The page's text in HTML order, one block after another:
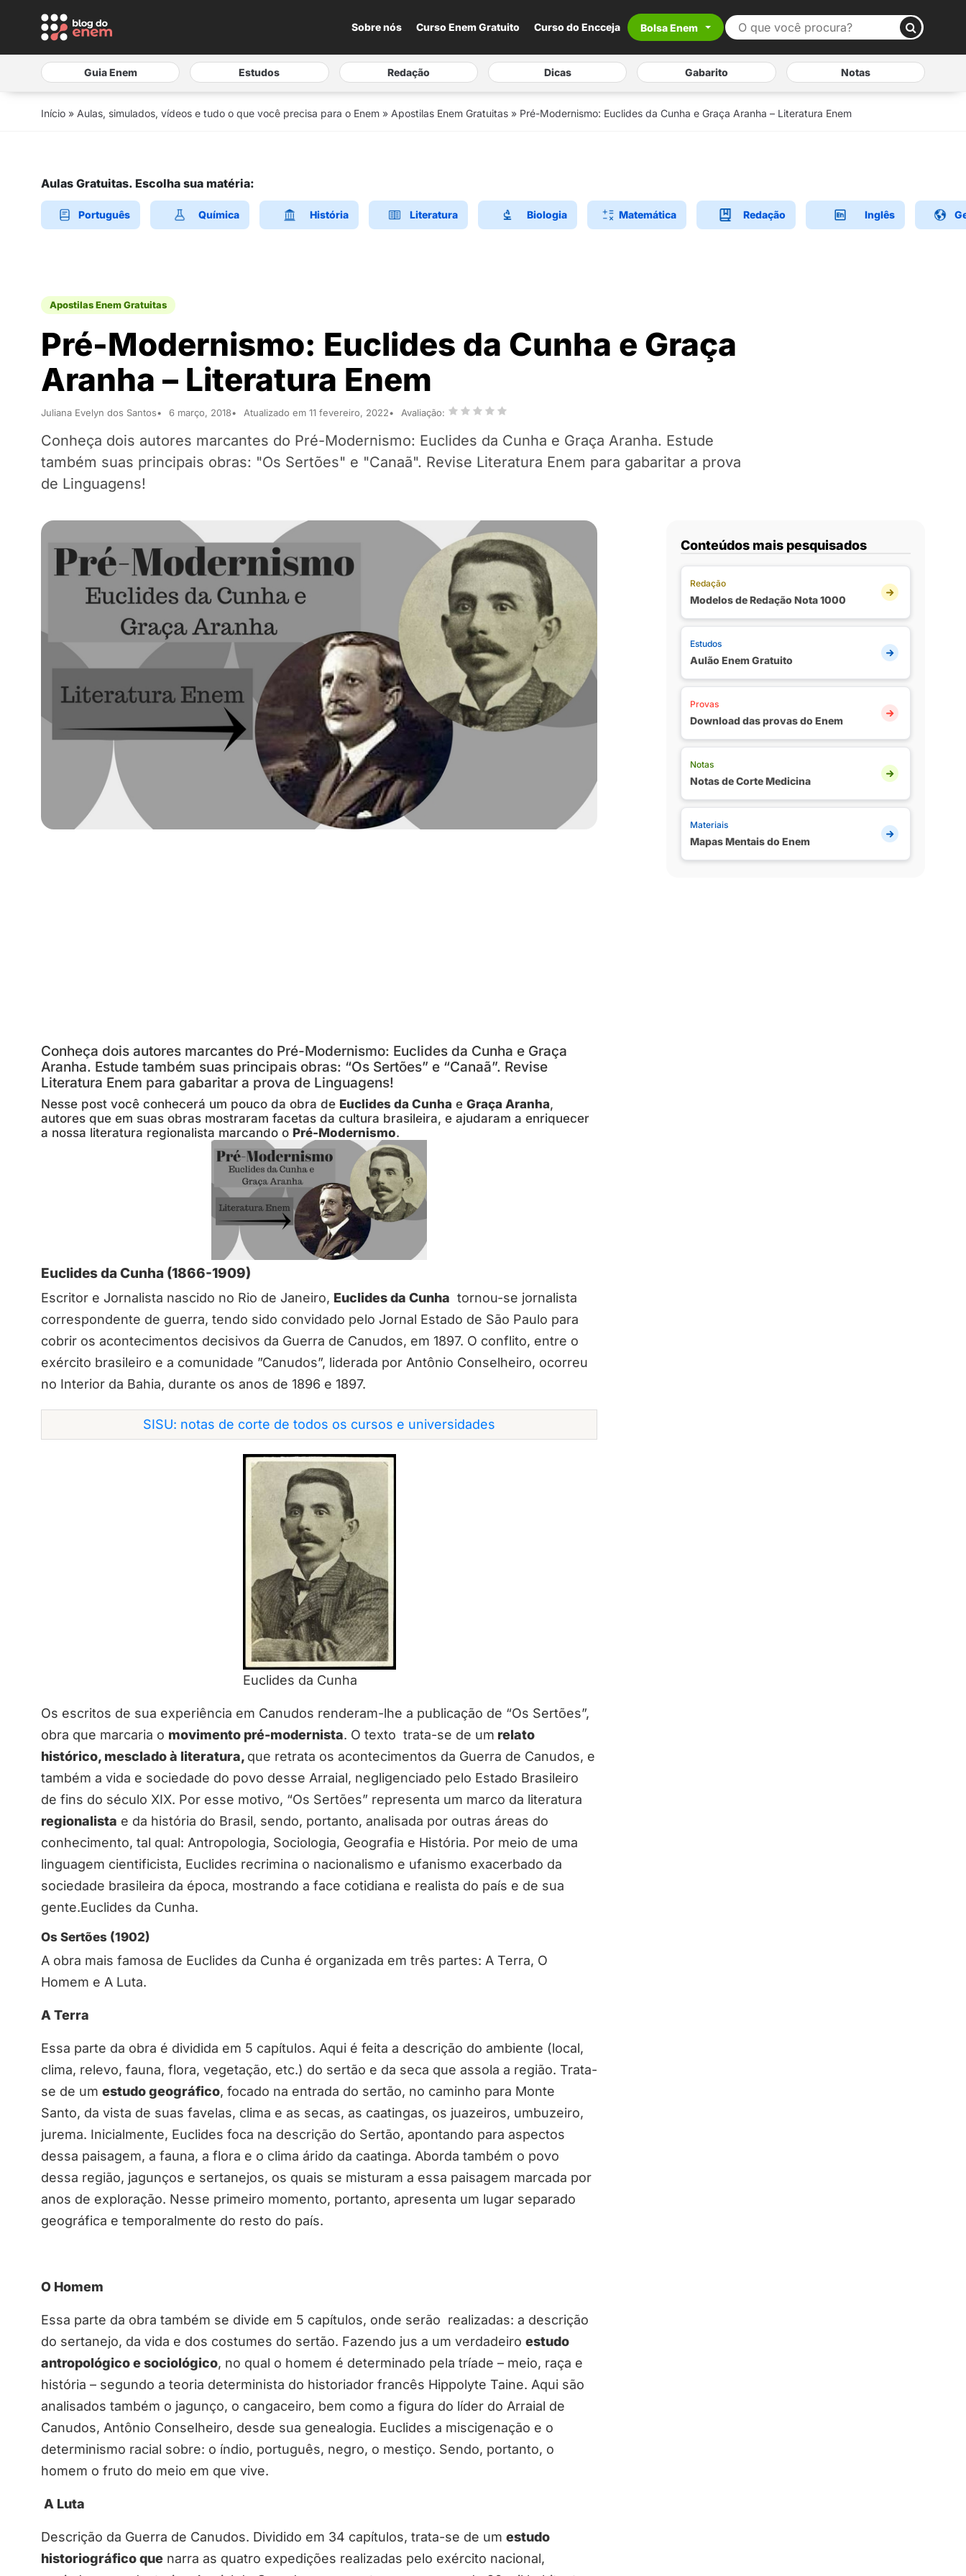
Sobre nós Curso Enem Gratuito Curso do Encceja Bolsa Enem
Guia Enem Estudos Redação Dicas Gabarito Notas
Início » Aulas, simulados, vídeos e tudo o que você precisa para o Enem » Apostilas Enem Gratuitas » Pré-Modernismo: Euclides da Cunha e Graça Aranha – Literatura Enem
Aulas Gratuitas. Escolha sua matéria:
Português Química História Literatura Biologia Matemática Redação Inglês
Apostilas Enem Gratuitas
Pré-Modernismo: Euclides da Cunha e Graça
Aranha – Literatura Enem
Juliana Evelyn dos Santos 6 março, 2018 Atualizado em 11 fevereiro, 2022 Avaliação:
Conheça dois autores marcantes do Pré-Modernismo: Euclides da Cunha e Graça Aranha. Estude
também suas principais obras: "Os Sertões" e "Canaã". Revise Literatura Enem para gabaritar a prova
de Linguagens!
Conheça dois autores marcantes do Pré-Modernismo: Euclides da Cunha e Graça
Aranha. Estude também suas principais obras: “Os Sertões” e “Canaã”. Revise
Literatura Enem para gabaritar a prova de Linguagens!
Nesse post você conhecerá um pouco da obra de Euclides da Cunha e Graça Aranha,
autores que em suas obras mostraram facetas da cultura brasileira, e ajudaram a enriquecer
a nossa literatura regionalista marcando o Pré-Modernismo.
Euclides da Cunha (1866-1909)
Escritor e Jornalista nascido no Rio de Janeiro, Euclides da Cunha tornou-se jornalista
correspondente de guerra, tendo sido convidado pelo Jornal Estado de São Paulo para
cobrir os acontecimentos decisivos da Guerra de Canudos, em 1897. O conflito, entre o
exército brasileiro e a comunidade ”Canudos”, liderada por Antônio Conselheiro, ocorreu
no Interior da Bahia, durante os anos de 1896 e 1897.
SISU: notas de corte de todos os cursos e universidades
Euclides da Cunha
Os escritos de sua experiência em Canudos renderam-lhe a publicação de “Os Sertões”,
obra que marcaria o movimento pré-modernista. O texto trata-se de um relato
histórico, mesclado à literatura, que retrata os acontecimentos da Guerra de Canudos, e
também a vida e sociedade do povo desse Arraial, negligenciado pelo Estado Brasileiro
de fins do século XIX. Por esse motivo, “Os Sertões” representa um marco da literatura
regionalista e da história do Brasil, sendo, portanto, analisada por outras áreas do
conhecimento, tal qual: Antropologia, Sociologia, Geografia e História. Por meio de uma
linguagem cientificista, Euclides recrimina o nacionalismo e ufanismo exacerbado da
sociedade brasileira da época, mostrando a face cotidiana e realista do país e de sua
gente.Euclides da Cunha.
Os Sertões (1902)
A obra mais famosa de Euclides da Cunha é organizada em três partes: A Terra, O
Homem e A Luta.
A Terra
Essa parte da obra é dividida em 5 capítulos. Aqui é feita a descrição do ambiente (local,
clima, relevo, fauna, flora, vegetação, etc.) do sertão e da seca que assola a região. Trata-
se de um estudo geográfico, focado na entrada do sertão, no caminho para Monte
Santo, da vista de suas favelas, clima e as secas, as caatingas, os juazeiros, umbuzeiro,
jurema. Inicialmente, Euclides foca na descrição do Sertão, apontando para aspectos
dessa paisagem, a fauna, a flora e o clima árido da caatinga. Aborda também o povo
dessa região, jagunços e sertanejos, os quais se misturam a essa paisagem marcada por
anos de exploração. Nesse primeiro momento, portanto, apresenta um lugar separado
geográfica e temporalmente do resto do país.
O Homem
Essa parte da obra também se divide em 5 capítulos, onde serão realizadas: a descrição
do sertanejo, da vida e dos costumes do sertão. Fazendo jus a um verdadeiro estudo
antropológico e sociológico, no qual o homem é determinado pela tríade – meio, raça e
história – segundo a teoria determinista do historiador francês Hippolyte Taine. Aqui são
analisados também o jagunço, o cangaceiro, bem como a figura do líder do Arraial de
Canudos, Antônio Conselheiro, desde sua genealogia. Euclides a miscigenação e o
determinismo racial sobre: o índio, português, negro, o mestiço. Sendo, portanto, o
homem o fruto do meio em que vive.
A Luta
Descrição da Guerra de Canudos. Dividido em 34 capítulos, trata-se de um estudo
historiográficoque narra as quatro expedições realizadas pelo exército nacional,
Conteúdos mais pesquisados
Redação
Modelos de Redação Nota 1000
Estudos
Aulão Enem Gratuito
Provas
Download das provas do Enem
Notas
Notas de Corte Medicina
Materiais
Mapas Mentais do Enem